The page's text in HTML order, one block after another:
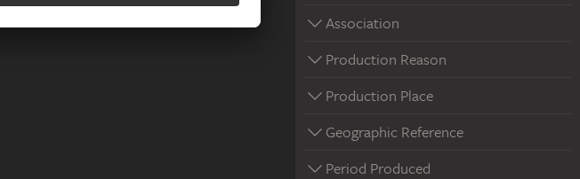
Association
Production Reason
Production Place
Geographic Reference
Period Produced